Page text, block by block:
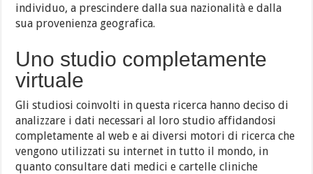
individuo, a prescindere dalla sua nazionalità e dalla
sua provenienza geografica.
Uno studio completamente
virtuale
Gli studiosi coinvolti in questa ricerca hanno deciso di
analizzare i dati necessari al loro studio affidandosi
completamente al web e ai diversi motori di ricerca che
vengono utilizzati su internet in tutto il mondo, in
quanto consultare dati medici e cartelle cliniche